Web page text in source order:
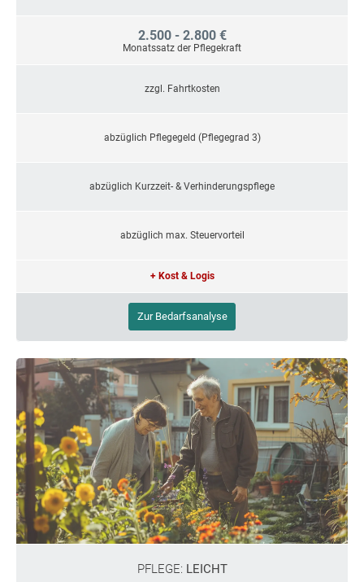
2.500 - 2.800 €
Monatssatz der Pflegekraft
zzgl. Fahrtkosten
abzüglich Pflegegeld (Pflegegrad 3)
abzüglich Kurzzeit- & Verhinderungspflege
abzüglich max. Steuervorteil
+ Kost & Logis
Zur Bedarfsanalyse
PFLEGE: LEICHT